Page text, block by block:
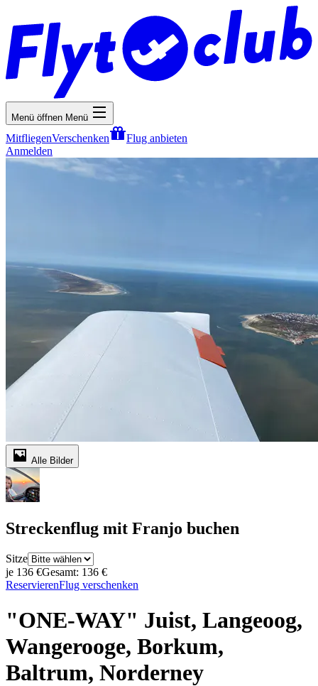
Menü öffnen Menü
MitfliegenVerschenken
Flug anbieten
Anmelden
Alle Bilder
Streckenflug mit Franjo buchen
Sitze
je 136 €Gesamt: 136 €
ReservierenFlug verschenken
"ONE-WAY" Juist, Langeoog,
Wangerooge, Borkum,
Baltrum, Norderney